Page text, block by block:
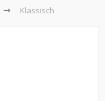
Klassisch